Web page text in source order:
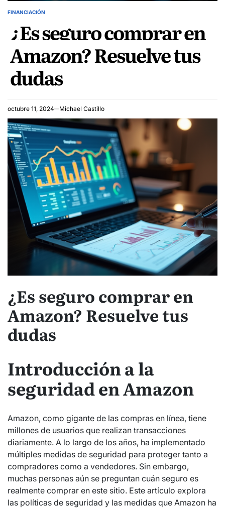
POSTED
FINANCIACIÓN
¿Es seguro comprar en
Amazon? Resuelve tus
dudas
octubre 11, 2024 Michael Castillo
¿Es seguro comprar en
Amazon? Resuelve tus
dudas
Introducción a la
seguridad en Amazon
Amazon, como gigante de las compras en línea, tiene
millones de usuarios que realizan transacciones
diariamente. A lo largo de los años, ha implementado
múltiples medidas de seguridad para proteger tanto a
compradores como a vendedores. Sin embargo,
muchas personas aún se preguntan cuán seguro es
realmente comprar en este sitio. Este artículo explora
las políticas de seguridad y las medidas que Amazon ha